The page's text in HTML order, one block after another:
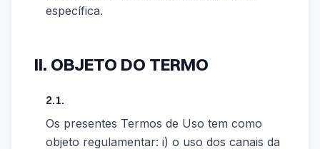
específica.
II. OBJETO DO TERMO
2.1.
Os presentes Termos de Uso tem como
objeto regulamentar: i) o uso dos canais da